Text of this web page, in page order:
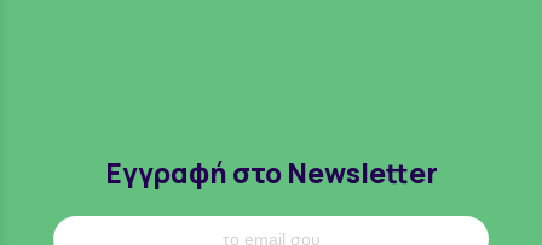
Εγγραφή στο Newsletter